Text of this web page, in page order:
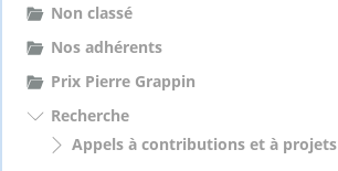
Non classé
Nos adhérents
Prix Pierre Grappin
Recherche
Appels à contributions et à projets